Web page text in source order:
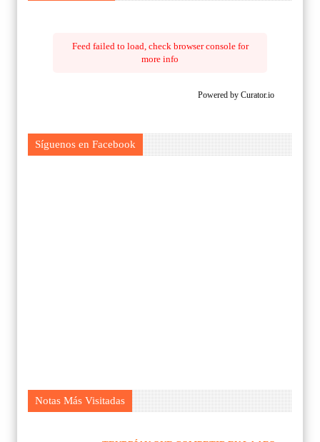
Feed failed to load, check browser console for
more info
Powered by Curator.io
Síguenos en Facebook
Notas Más Visitadas